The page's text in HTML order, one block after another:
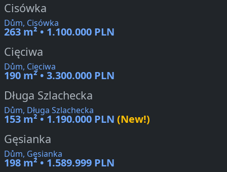
Cisówka
Dům, Cisówka
263 m² • 1.100.000 PLN
Cięciwa
Dům, Cięciwa
190 m² • 3.300.000 PLN
Długa Szlachecka
Dům, Długa Szlachecka
153 m² • 1.190.000 PLN (New!)
Gęsianka
Dům, Gęsianka
198 m² • 1.589.999 PLN